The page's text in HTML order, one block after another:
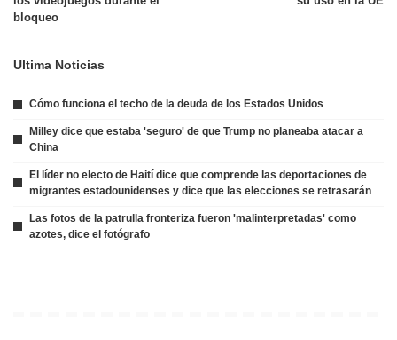
bloqueo
Ultima Noticias
Cómo funciona el techo de la deuda de los Estados Unidos
Milley dice que estaba 'seguro' de que Trump no planeaba atacar a
China
El líder no electo de Haití dice que comprende las deportaciones de
migrantes estadounidenses y dice que las elecciones se retrasarán
Las fotos de la patrulla fronteriza fueron 'malinterpretadas' como
azotes, dice el fotógrafo